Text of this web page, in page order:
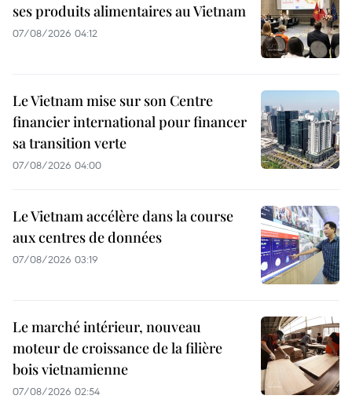
ses produits alimentaires au Vietnam
07/08/2026 04:12
Le Vietnam mise sur son Centre
financier international pour financer
sa transition verte
07/08/2026 04:00
Le Vietnam accélère dans la course
aux centres de données
07/08/2026 03:19
Le marché intérieur, nouveau
moteur de croissance de la filière
bois vietnamienne
07/08/2026 02:54